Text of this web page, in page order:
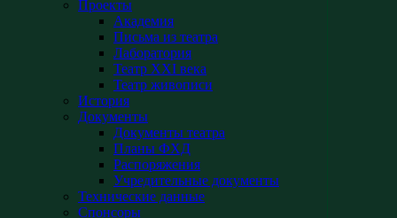
Проекты
Академия
Письма из театра
Лаборатория
Театр XXI века
Театр живописи
История
Документы
Документы театра
Планы ФХД
Распоряжения
Учредительные документы
Технические данные
Спонсоры